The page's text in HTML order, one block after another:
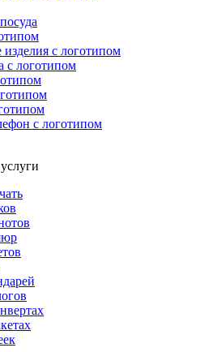
изделия с логотипом
с логотипом
с логотипом